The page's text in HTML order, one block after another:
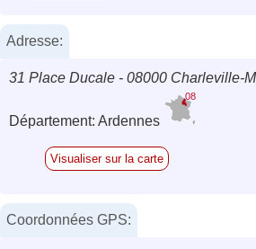
Adresse:
31 Place Ducale - 08000 Charleville-
Département: Ardennes
08
Visualiser sur la carte
Coordonnées GPS: